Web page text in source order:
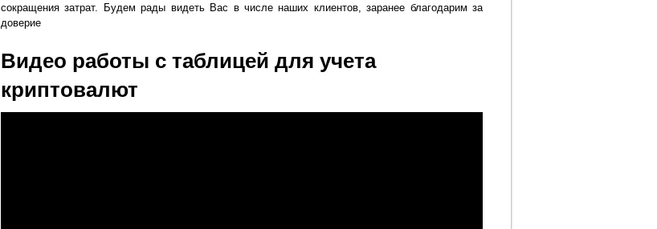
сокращения затрат. Будем рады видеть Вас в числе наших клиентов, заранее благодарим за
доверие
Видео работы с таблицей для учета
криптовалют